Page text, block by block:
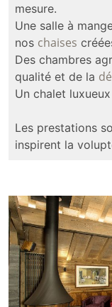
mesure.
Une salle à
nos chaises
Des chambres
qualité et de la
Un chalet
Les prestations
inspirent la